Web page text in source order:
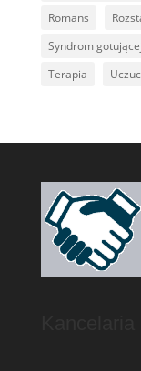
Romans
Syndrom
Terapia